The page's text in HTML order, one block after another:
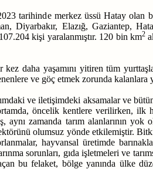
tarihinde merkez üssü Hatay olan
Diyarbakır, Elazığ, Gaziantep,
kişi yaralanmıştır. 120 bin km2
daha yaşamını yitiren tüm
ve göç etmek zorunda
ve iletişimdeki aksamalar ve
öncelik kentlere verilirken, ilk
aynı zamanda tarım alanlarının
olumsuz yönde etkilemiştir.
hayvansal üretimde
sorunları, gıda işletmeleri ve
bu felaket, bölge yanında ülke